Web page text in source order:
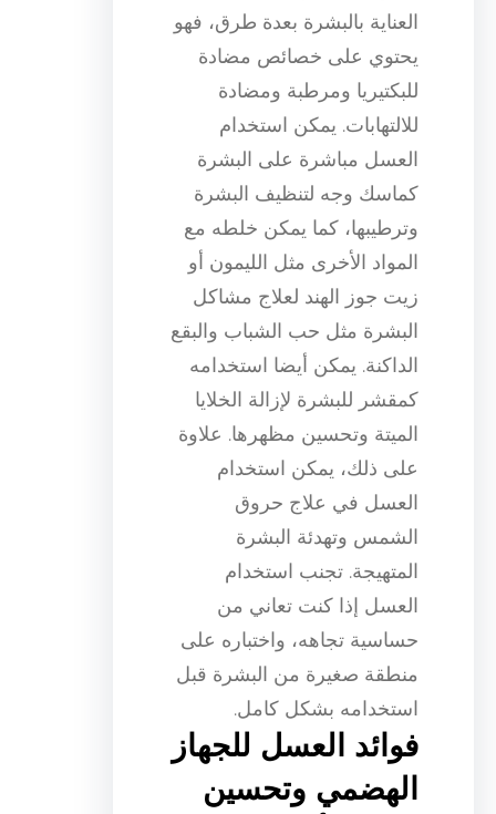
العناية بالبشرة بعدة طرق، فهو
يحتوي على خصائص مضادة
للبكتيريا ومرطبة ومضادة
للالتهابات. يمكن استخدام
العسل مباشرة على البشرة
كماسك وجه لتنظيف البشرة
وترطيبها، كما يمكن خلطه مع
المواد الأخرى مثل الليمون أو
زيت جوز الهند لعلاج مشاكل
البشرة مثل حب الشباب والبقع
الداكنة. يمكن أيضا استخدامه
كمقشر للبشرة لإزالة الخلايا
الميتة وتحسين مظهرها. علاوة
على ذلك، يمكن استخدام
العسل في علاج حروق
الشمس وتهدئة البشرة
المتهيجة. تجنب استخدام
العسل إذا كنت تعاني من
حساسية تجاهه، واختباره على
منطقة صغيرة من البشرة قبل
استخدامه بشكل كامل.
فوائد العسل للجهاز
الهضمي وتحسين